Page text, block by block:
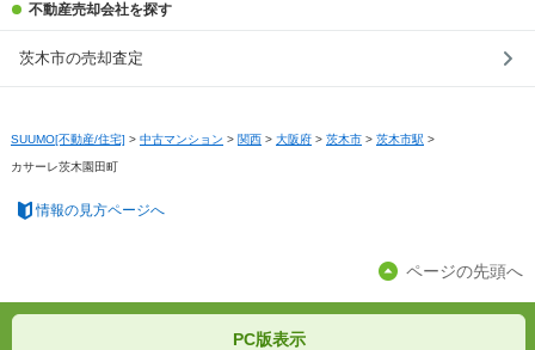
不動産売却会社を探す
茨木市の売却査定
SUUMO[不動産/住宅] > 中古マンション > 関西 > 大阪府 > 茨木市 > 茨木市駅 >
カサーレ茨木園田町
情報の見方ページへ
ページの先頭へ
PC版表示